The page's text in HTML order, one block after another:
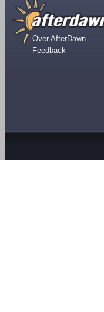
Over AfterDawn
Feedback